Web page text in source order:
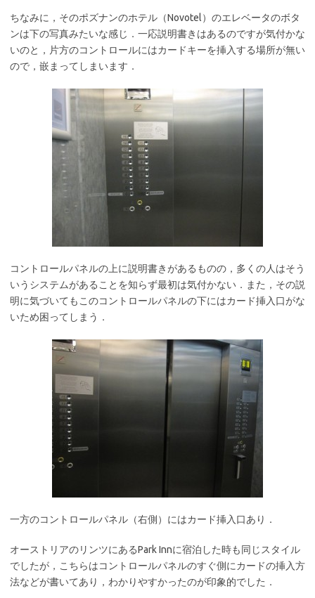
ちなみに，そのポズナンのホテル（Novotel）のエレベータのボタ
ンは下の写真みたいな感じ．一応説明書きはあるのですが気付かな
いのと，片方のコントロールにはカードキーを挿入する場所が無い
ので，嵌まってしまいます．
コントロールパネルの上に説明書きがあるものの，多くの人はそう
いうシステムがあることを知らず最初は気付かない．また，その説
明に気づいてもこのコントロールパネルの下にはカード挿入口がな
いため困ってしまう．
一方のコントロールパネル（右側）にはカード挿入口あり．
オーストリアのリンツにあるPark Innに宿泊した時も同じスタイル
でしたが，こちらはコントロールパネルのすぐ側にカードの挿入方
法などが書いてあり，わかりやすかったのが印象的でした．